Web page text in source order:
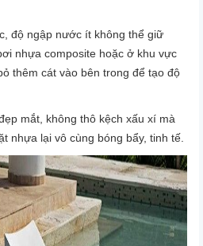
độ ngập nước ít không thể giữ
nhựa composite hoặc ở khu vực
thêm cát vào bên trong để tạo độ
mắt, không thô kệch xấu xí mà
nhựa lại vô cùng bóng bẩy, tinh tế.